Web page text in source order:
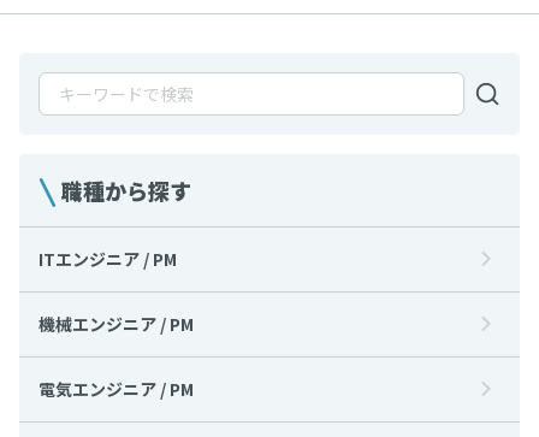
職種から探す
ITエンジニア / PM
機械エンジニア / PM
電気エンジニア / PM